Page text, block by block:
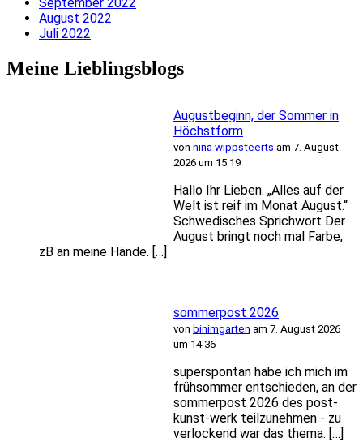
August 2022
Juli 2022
Meine Lieblingsblogs
Augustbeginn, der Sommer in
Höchstform
von nina wippsteerts am 7. August
2026 um 15:19
Hallo Ihr Lieben. „Alles auf der
Welt ist reif im Monat August.“
Schwedisches Sprichwort Der
August bringt noch mal Farbe,
zB an meine Hände. […]
sommerpost 2026
von binimgarten am 7. August 2026
um 14:36
superspontan habe ich mich im
frühsommer entschieden, an der
sommerpost 2026 des post-
kunst-werk teilzunehmen - zu
verlockend war das thema. […]